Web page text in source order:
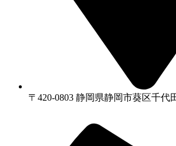
〒420-0803 静岡県静岡市葵区千代